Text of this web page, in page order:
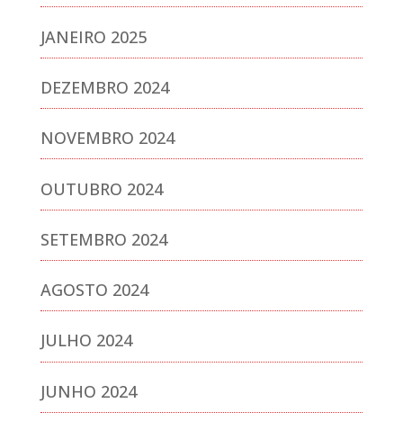
JANEIRO 2025
DEZEMBRO 2024
NOVEMBRO 2024
OUTUBRO 2024
SETEMBRO 2024
AGOSTO 2024
JULHO 2024
JUNHO 2024